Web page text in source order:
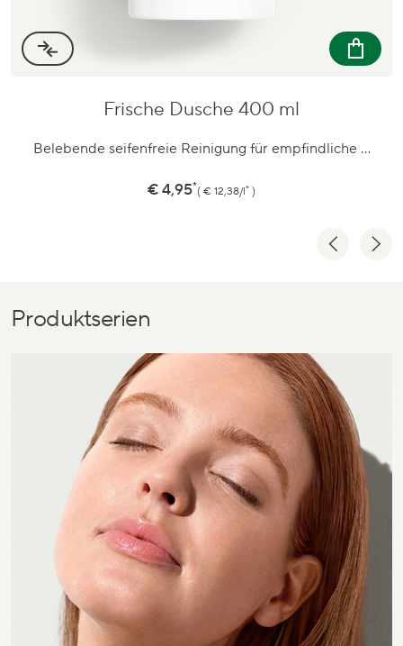
Wellness Dusche 400 ml
Milde seifenfreie Reinigung für empfindliche Haut
Preis
€ 4,95 * € 12,38/l
Produktserien